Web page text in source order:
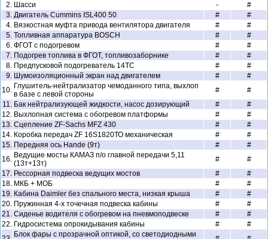
2. Шасси -
#
3. Двигатель Cummins ISL400 50 #
#
4. Вязкостная муфта привода вентилятора двигателя #
#
5. Топливная аппаратура BOSCH #
#
6. ФГОТ с подогревом #
#
7. Подогрев топлива в ФГОТ, топливозаборнике #
#
8. Предпусковой подогреватель 14ТС #
#
9. Шумоизоляционный экран над двигателем #
#
10. Глушитель-нейтрализатор чемоданного типа, выхлоп
в базе с левой стороны
#
#
11. Бак нейтрализующей жидкости, насос дозирующий #
#
12. Выхлопная система с обогревом платформы #
#
13. Сцепление ZF-Sachs MFZ 430 #
#
14. Коробка передач ZF 16S1820ТО механическая #
#
15. Передняя ось Hande (9т) #
#
16. Ведущие мосты КАМАЗ п/о главной передачи 5,11
(13т+13т)
#
#
17. Рессорная подвеска ведущих мостов #
#
18. МКБ + МОБ #
#
19. Кабина Daimler без спального места, низкая крыша #
#
20. Пружинная 4-х точечная подвеска кабины #
#
21. Сиденье водителя с обогревом на пневмоподвеске #
#
22. Гидросистема опрокидывания кабины #
#
Блок фары с прозрачной оптикой, со светодиодными